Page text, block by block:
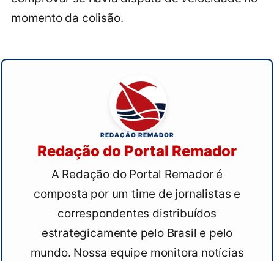
momento da colisão.
REDAÇÃO REMADOR
Redação do Portal Remador
A Redação do Portal Remador é
composta por um time de jornalistas e
correspondentes distribuídos
estrategicamente pelo Brasil e pelo
mundo. Nossa equipe monitora notícias